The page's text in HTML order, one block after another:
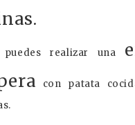
puedes realizar una
con patata